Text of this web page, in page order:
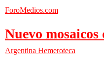
ForoMedios.com
Nuevo
Argentina Hemeroteca